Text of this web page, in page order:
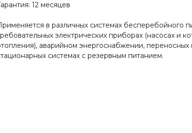
12 месяцев
в различных системах бесперебойного
электрических приборах (насосах и
аварийном энергоснабжении, переносных
системах с резервным питанием.